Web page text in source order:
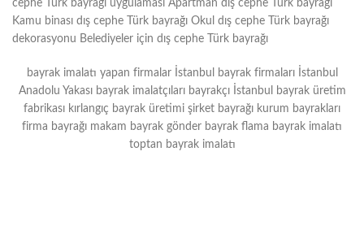
cephe Türk bayrağı uygulaması Apartman dış cephe Türk bayrağı
Kamu binası dış cephe Türk bayrağı Okul dış cephe Türk bayrağı
dekorasyonu Belediyeler için dış cephe Türk bayrağı
bayrak imalatı yapan firmalar İstanbul bayrak firmaları İstanbul
Anadolu Yakası bayrak imalatçıları bayrakçı İstanbul bayrak üretim
fabrikası kırlangıç bayrak üretimi şirket bayrağı kurum bayrakları
firma bayrağı makam bayrak gönder bayrak flama bayrak imalatı
toptan bayrak imalatı